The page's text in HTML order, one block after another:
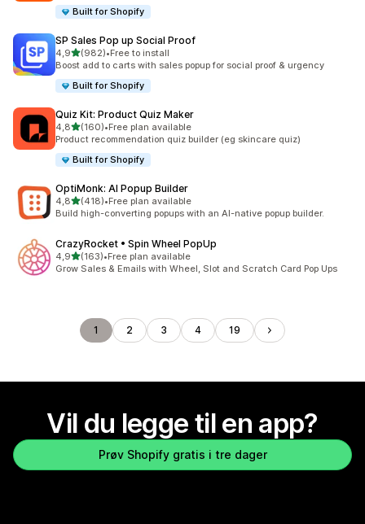
Built for Shopify
SP Sales Pop up Social Proof
4,9av 5 stjerner
(982)
Totalt 982 omtaler
•Free to install
Boost add to carts with sales popup for social proof & urgency
Built for Shopify
Quiz Kit: Product Quiz Maker
4,8av 5 stjerner
(160)
Totalt 160 omtaler
•Free plan available
Product recommendation quiz builder (eg skincare quiz)
Built for Shopify
OptiMonk: AI Popup Builder
4,8av 5 stjerner
(418)
Totalt 418 omtaler
•Free plan available
Build high-converting popups with an AI-native popup builder.
CrazyRocket • Spin Wheel PopUp
4,9av 5 stjerner
(163)
Totalt 163 omtaler
•Free plan available
Grow Sales & Emails with Wheel, Slot and Scratch Card Pop Ups
1 2 3 4 19
Vil du legge til en app?
Prøv Shopify gratis i tre dager